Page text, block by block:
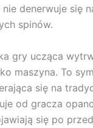
denerwuje się
spinów.
gry ucząca
maszyna. To
się na
od gracza
się po